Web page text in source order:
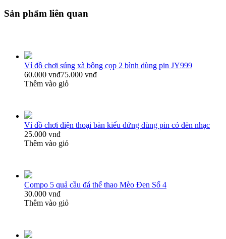
Sản phẩm liên quan
Vỉ đồ chơi súng xà bông cọp 2 bình dùng pin JY999
60.000 vnđ75.000 vnđ
Thêm vào giỏ
Vỉ đồ chơi điện thoại bàn kiểu đứng dùng pin có đèn nhạc
25.000 vnđ
Thêm vào giỏ
Compo 5 quả cầu đá thể thao Mèo Đen Số 4
30.000 vnđ
Thêm vào giỏ